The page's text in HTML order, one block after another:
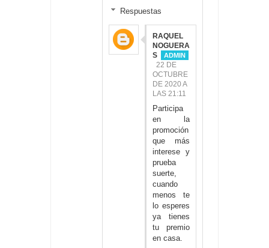
Respuestas
RAQUEL
NOGUERA
S
22 DE
OCTUBRE
DE 2020 A
LAS 21:11
Participa
en la
promoción
que más
interese y
prueba
suerte,
cuando
menos te
lo esperes
ya tienes
tu premio
en casa.